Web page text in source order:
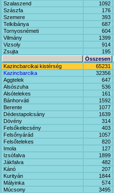
Szalaszend
1092
Szászfa
176
Szemere
393
Telkibánya
687
Tornyosnémeti
604
Vilmány
1399
Vizsoly
914
Zsujta
195
Összesen
Kazincbarcikai kistérség
65231
Kazincbarcika
32356
Aggtelek
647
Alsószuha
536
Alsótelekes
161
Bánhorváti
1592
Berente
1077
Dédestapolcsány
1639
Dövény
314
Felsőkelecsény
403
Felsőnyárád
1057
Felsőtelekes
820
Imola
127
Izsófalva
1899
Jákfalva
482
Kánó
207
Kurityán
1844
Mályinka
574
Múcsony
3495